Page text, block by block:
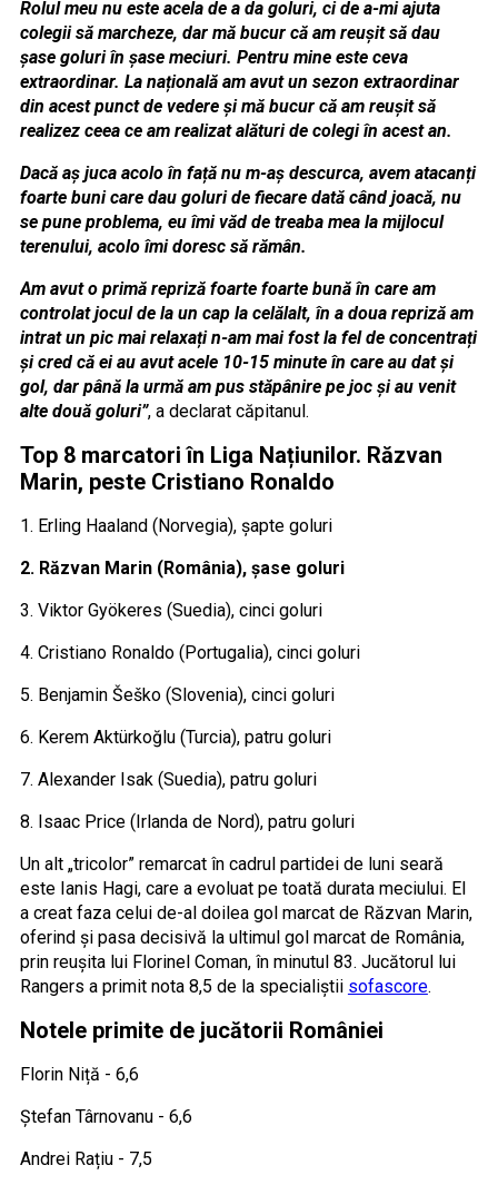
Rolul meu nu este acela de a da goluri, ci de a-mi ajuta
colegii să marcheze, dar mă bucur că am reușit să dau
șase goluri în șase meciuri. Pentru mine este ceva
extraordinar. La națională am avut un sezon extraordinar
din acest punct de vedere și mă bucur că am reușit să
realizez ceea ce am realizat alături de colegi în acest an.
Dacă aș juca acolo în față nu m-aș descurca, avem atacanți
foarte buni care dau goluri de fiecare dată când joacă, nu
se pune problema, eu îmi văd de treaba mea la mijlocul
terenului, acolo îmi doresc să rămân.
Am avut o primă repriză foarte foarte bună în care am
controlat jocul de la un cap la celălalt, în a doua repriză am
intrat un pic mai relaxați n-am mai fost la fel de concentrați
și cred că ei au avut acele 10-15 minute în care au dat și
gol, dar până la urmă am pus stăpânire pe joc și au venit
alte două goluri”, a declarat căpitanul.
Top 8 marcatori în Liga Națiunilor. Răzvan
Marin, peste Cristiano Ronaldo
1. Erling Haaland (Norvegia), șapte goluri
2. Răzvan Marin (România), șase goluri
3. Viktor Gyökeres (Suedia), cinci goluri
4. Cristiano Ronaldo (Portugalia), cinci goluri
5. Benjamin Šeško (Slovenia), cinci goluri
6. Kerem Aktürkoğlu (Turcia), patru goluri
7. Alexander Isak (Suedia), patru goluri
8. Isaac Price (Irlanda de Nord), patru goluri
Un alt „tricolor” remarcat în cadrul partidei de luni seară
este Ianis Hagi, care a evoluat pe toată durata meciului. El
a creat faza celui de-al doilea gol marcat de Răzvan Marin,
oferind și pasa decisivă la ultimul gol marcat de România,
prin reușita lui Florinel Coman, în minutul 83. Jucătorul lui
Rangers a primit nota 8,5 de la specialiștii sofascore.
Notele primite de jucătorii României
Florin Niță - 6,6
Ștefan Târnovanu - 6,6
Andrei Rațiu - 7,5